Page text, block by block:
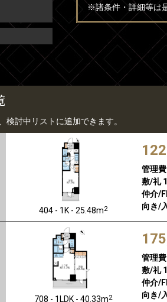
※諸条件・詳細等は
討中リストに追加できます。
404 - 1K - 25.48m2
管理費
敷/礼
仲介/
向き/
708 - 1LDK - 40.33m2
管理費
敷/礼
仲介/
向き/